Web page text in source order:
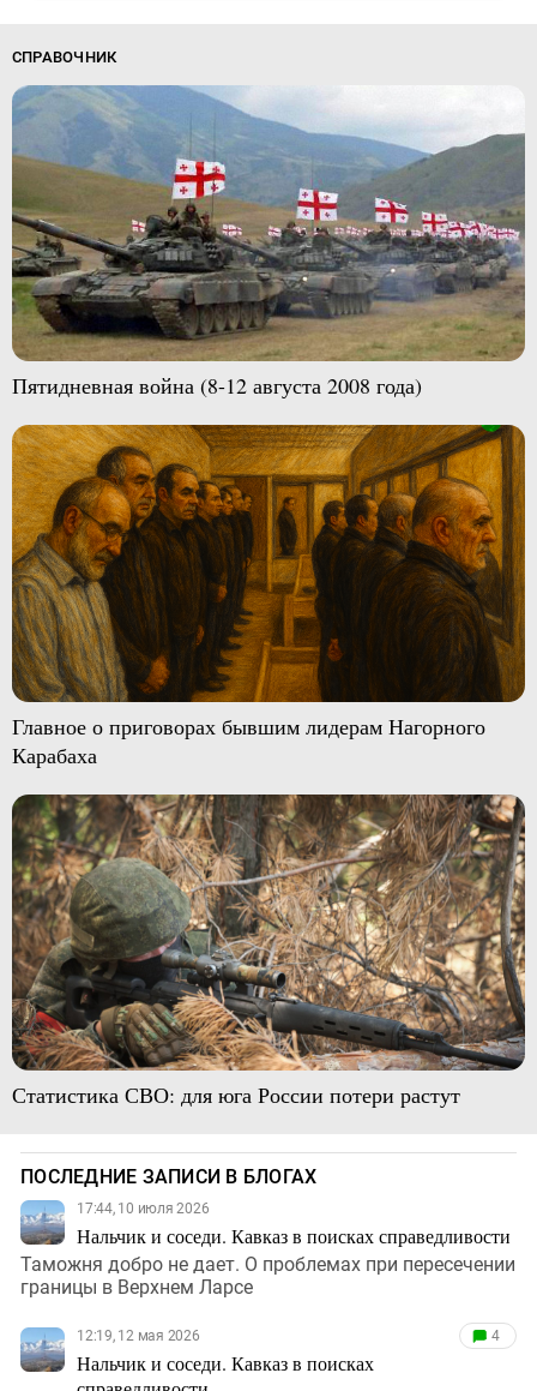
СПРАВОЧНИК
Пятидневная война (8-12 августа 2008 года)
Главное о приговорах бывшим лидерам Нагорного
Карабаха
Статистика СВО: для юга России потери растут
ПОСЛЕДНИЕ ЗАПИСИ В БЛОГАХ
17:44, 10 июля 2026
Нальчик и соседи. Кавказ в поисках справедливости
Таможня добро не дает. О проблемах при пересечении
границы в Верхнем Ларсе
12:19, 12 мая 2026
Нальчик и соседи. Кавказ в поисках
4